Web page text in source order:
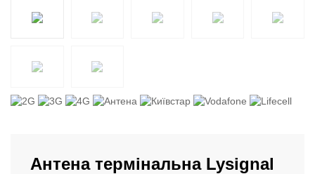
Антена термінальна Lysignal